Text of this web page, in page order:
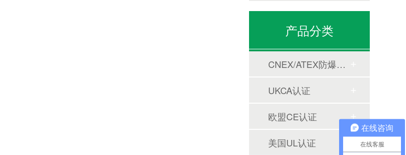
产品分类
CNEX/ATEX防爆合格证
UKCA认证
欧盟CE认证
美国UL认证
在线咨询
在线客服